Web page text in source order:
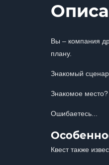
Вы – компания
плану.
Знакомый
Знакомое место?
Ошибаетесь...
Квест также